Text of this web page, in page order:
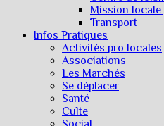
Mission locale
Transport
Infos Pratiques
Activités pro locales
Associations
Les Marchés
Se déplacer
Santé
Culte